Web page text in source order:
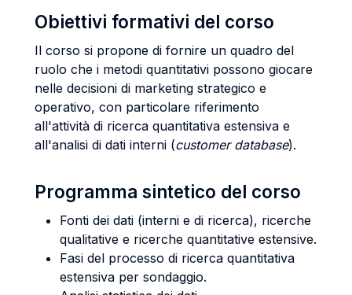
Obiettivi formativi del corso
Il corso si propone di fornire un quadro del
ruolo che i metodi quantitativi possono giocare
nelle decisioni di marketing strategico e
operativo, con particolare riferimento
all'attività di ricerca quantitativa estensiva e
all'analisi di dati interni (customer database).
Programma sintetico del corso
Fonti dei dati (interni e di ricerca), ricerche
qualitative e ricerche quantitative estensive.
Fasi del processo di ricerca quantitativa
estensiva per sondaggio.